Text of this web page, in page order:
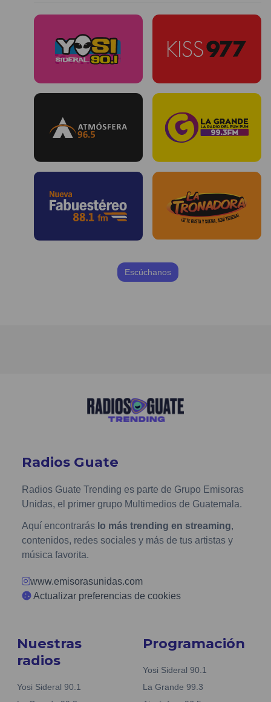
Escúchanos
Radios Guate
Radios Guate Trending es parte de Grupo Emisoras
Unidas, el primer grupo Multimedios de Guatemala.
Aquí encontrarás lo más trending en streaming,
contenidos, redes sociales y más de tus artistas y
música favorita.
www.emisorasunidas.com
Actualizar preferencias de cookies
Nuestras
radios
Yosi Sideral 90.1
Programación
Yosi Sideral 90.1
La Grande 99.3